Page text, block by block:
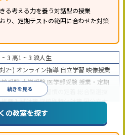
る考える力を養う対話型の授業
り、定期テストの範囲に合わせた対策
続きを見る
~ 3 高1 ~ 3 浪人生
2~) オンライン指導 自立学習 映像授業
校受験大学受験 医学部受験 授業・定期
内申点対策 学習習慣の定着
推薦入試対策学校別特化対策国公立大
策共通テスト対策
英語・英会話特化
目別特化対策
の教室を探す